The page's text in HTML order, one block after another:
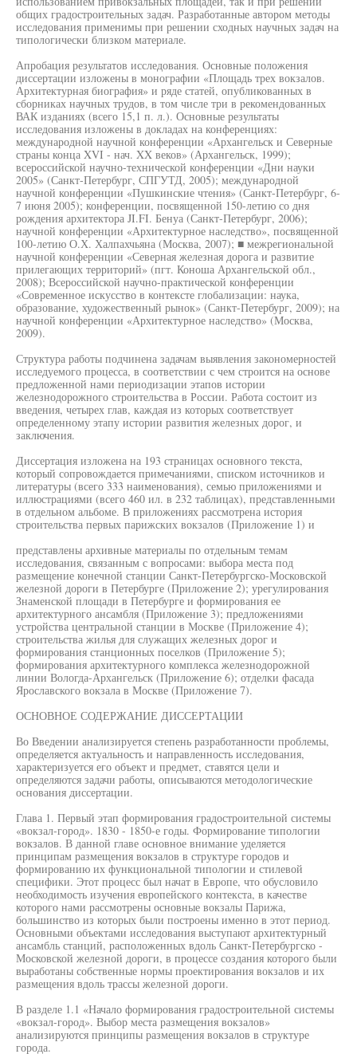
общих градостроительных задач. Разработанные автором методы
исследования применимы при решении сходных научных задач на
типологически близком материале.
Апробация результатов исследования. Основные положения
диссертации изложены в монографии «Площадь трех вокзалов.
Архитектурная биография» и ряде статей, опубликованных в
сборниках научных трудов, в том числе три в рекомендованных
ВАК изданиях (всего 15,1 п. л.). Основные результаты
исследования изложены в докладах на конференциях:
международной научной конференции «Архангельск и Северные
страны конца XVI - нач. XX веков» (Архангельск, 1999);
всероссийской научно-технической конференции «Дни науки
2005» (Санкт-Петербург, СПГУТД, 2005); международной
научной конференции «Пушкинские чтения» (Санкт-Петербург, 6-
7 июня 2005); конференции, посвященной 150-летию со дня
рождения архитектора JI.FI. Бенуа (Санкт-Петербург, 2006);
научной конференции «Архитектурное наследство», посвященной
100-летию О.Х. Халпахчьяна (Москва, 2007); ■ межрегиональной
научной конференции «Северная железная дорога и развитие
прилегающих территорий» (пгт. Коноша Архангельской обл.,
2008); Всероссийской научно-практической конференции
«Современное искусство в контексте глобализации: наука,
образование, художественный рынок» (Санкт-Петербург, 2009); на
научной конференции «Архитектурное наследство» (Москва,
2009).
Структура работы подчинена задачам выявления закономерностей
исследуемого процесса, в соответствии с чем строится на основе
предложенной нами периодизации этапов истории
железнодорожного строительства в России. Работа состоит из
введения, четырех глав, каждая из которых соответствует
определенному этапу истории развития железных дорог, и
заключения.
Диссертация изложена на 193 страницах основного текста,
который сопровождается примечаниями, списком источников и
литературы (всего 333 наименования), семью приложениями и
иллюстрациями (всего 460 ил. в 232 таблицах), представленными
в отдельном альбоме. В приложениях рассмотрена история
строительства первых парижских вокзалов (Приложение 1) и
представлены архивные материалы по отдельным темам
исследования, связанным с вопросами: выбора места под
размещение конечной станции Санкт-Петербургско-Московской
железной дороги в Петербурге (Приложение 2); урегулирования
Знаменской площади в Петербурге и формирования ее
архитектурного ансамбля (Приложение 3); предложениями
устройства центральной станции в Москве (Приложение 4);
строительства жилья для служащих железных дорог и
формирования станционных поселков (Приложение 5);
формирования архитектурного комплекса железнодорожной
линии Вологда-Архангельск (Приложение 6); отделки фасада
Ярославского вокзала в Москве (Приложение 7).
ОСНОВНОЕ СОДЕРЖАНИЕ ДИССЕРТАЦИИ
Во Введении анализируется степень разработанности проблемы,
определяется актуальность и направленность исследования,
характеризуется его объект и предмет, ставятся цели и
определяются задачи работы, описываются методологические
основания диссертации.
Глава 1. Первый этап формирования градостроительной системы
«вокзал-город». 1830 - 1850-е годы. Формирование типологии
вокзалов. В данной главе основное внимание уделяется
принципам размещения вокзалов в структуре городов и
формированию их функциональной типологии и стилевой
специфики. Этот процесс был начат в Европе, что обусловило
необходимость изучения европейского контекста, в качестве
которого нами рассмотрены основные вокзалы Парижа,
большинство из которых были построены именно в этот период.
Основными объектами исследования выступают архитектурный
ансамбль станций, расположенных вдоль Санкт-Петербургско -
Московской железной дороги, в процессе создания которого были
выработаны собственные нормы проектирования вокзалов и их
размещения вдоль трассы железной дороги.
В разделе 1.1 «Начало формирования градостроительной системы
«вокзал-город». Выбор места размещения вокзалов»
анализируются принципы размещения вокзалов в структуре
города.